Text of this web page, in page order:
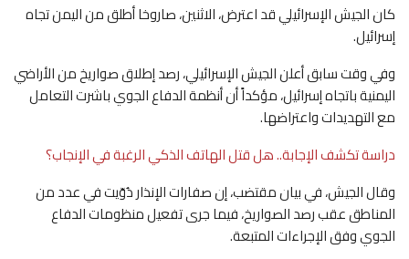
كان الجيش الإسرائيلي قد اعترض، الاثنين، صاروخا أطلق من اليمن تجاه
إسرائيل.
وفي وقت سابق أعلن الجيش الإسرائيلي، رصد إطلاق صواريخ من الأراضي
اليمنية باتجاه إسرائيل، مؤكداً أن أنظمة الدفاع الجوي باشرت التعامل
مع التهديدات واعتراضها.
دراسة تكشف الإجابة.. هل قتل الهاتف الذكي الرغبة في الإنجاب؟
وقال الجيش، في بيان مقتضب، إن صفارات الإنذار دُوّيت في عدد من
المناطق عقب رصد الصواريخ، فيما جرى تفعيل منظومات الدفاع
الجوي وفق الإجراءات المتبعة.